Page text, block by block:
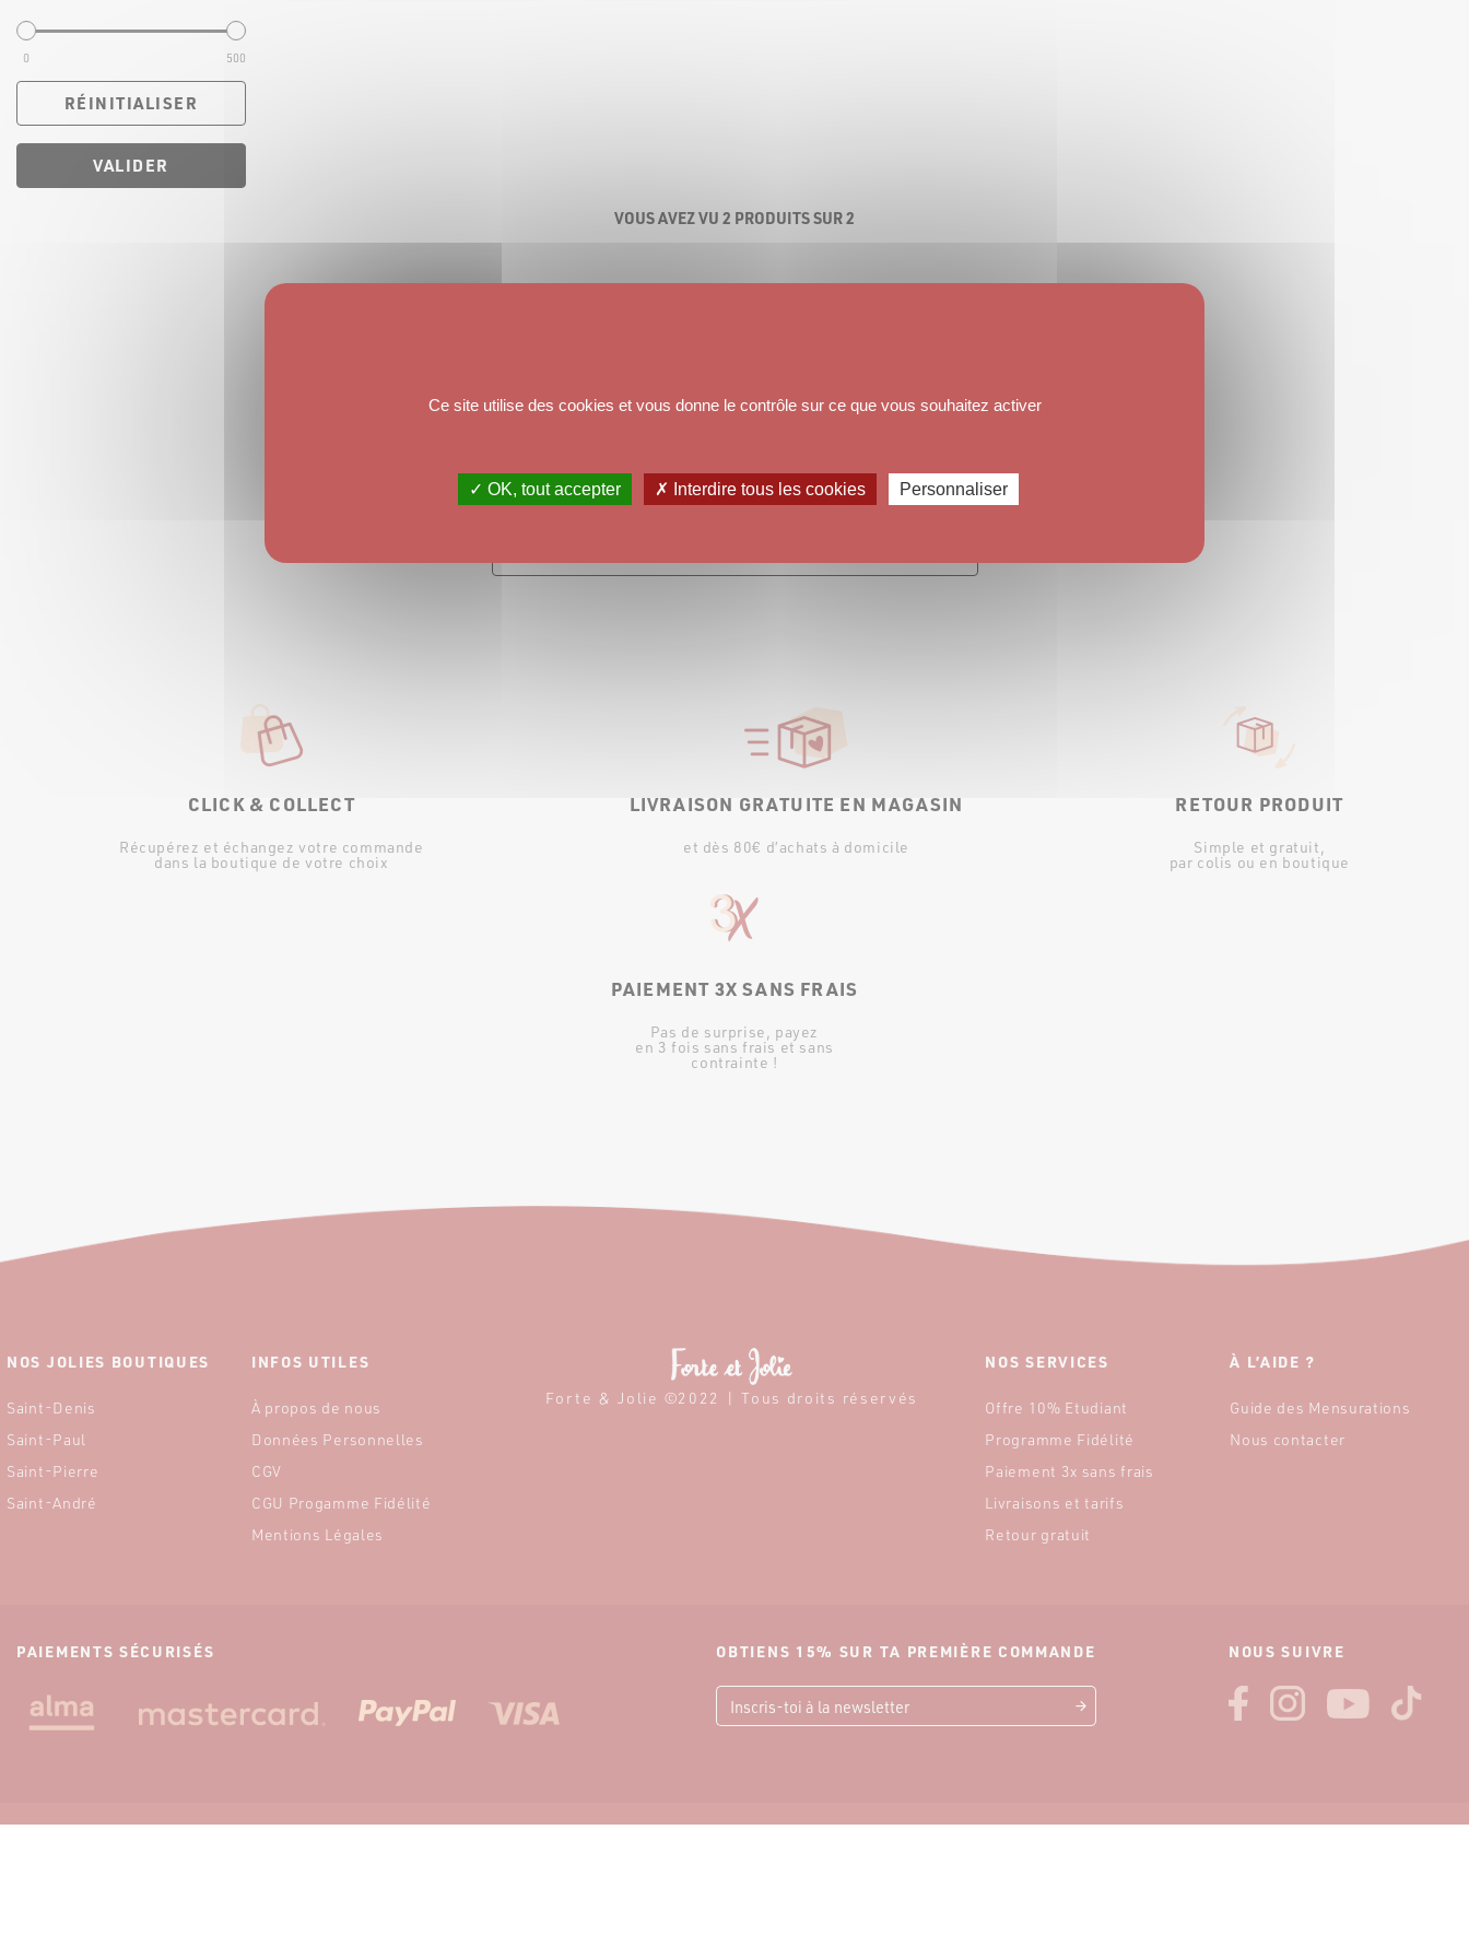
0 500
RÉINITIALISER
VALIDER
VOUS AVEZ VU 2 PRODUITS SUR 2
CLICK & COLLECT
Récupérez et échangez votre commande
dans la boutique de votre choix
LIVRAISON GRATUITE EN MAGASIN
et dès 80€ d’achats à domicile
RETOUR PRODUIT
Simple et gratuit,
par colis ou en boutique
PAIEMENT 3X SANS FRAIS
Pas de surprise, payez
en 3 fois sans frais et sans
contrainte !
NOS JOLIES BOUTIQUES
Saint-Denis
Saint-Paul
Saint-Pierre
Saint-André
INFOS UTILES
À propos de nous
Données Personnelles
CGV
CGU Progamme Fidélité
Mentions Légales
Forte & Jolie ©2022 | Tous droits réservés
NOS SERVICES
Offre 10% Etudiant
Programme Fidélité
Paiement 3x sans frais
Livraisons et tarifs
Retour gratuit
À L’AIDE ?
Guide des Mensurations
Nous contacter
PAIEMENTS SÉCURISÉS OBTIENS 15% SUR TA PREMIÈRE COMMANDE NOUS SUIVRE
Ce site utilise des cookies et vous donne le contrôle sur ce que vous souhaitez activer
✓ OK, tout accepter ✗ Interdire tous les cookies Personnaliser